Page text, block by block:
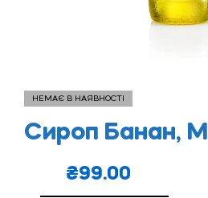
НЕМАЄ В НАЯВНОСТІ
Сироп Банан,
₴99.00